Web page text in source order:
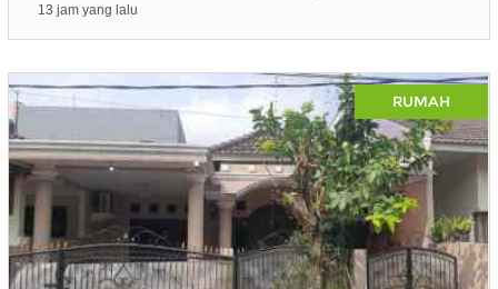
13 jam yang lalu
RUMAH